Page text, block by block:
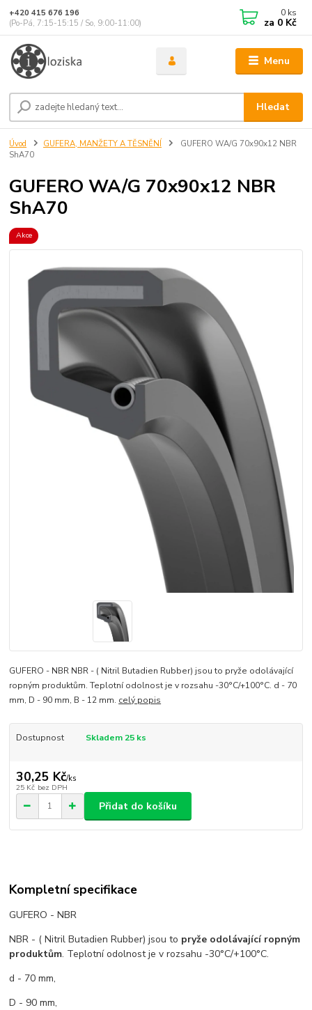
Menu
Hledat
+420 415 676 196
(Po-Pá, 7:15-15:15 / So, 9:00-11:00)
0 ks
za 0 Kč
Úvod GUFERA, MANŽETY A TĚSNĚNÍ
GUFERO WA/G 70x90x12 NBR
ShA70
GUFERO WA/G 70x90x12 NBR
ShA70
Akce
GUFERO - NBR NBR - ( Nitril Butadien Rubber) jsou to pryže odolávající
ropným produktům. Teplotní odolnost je v rozsahu -30°C/+100°C. d - 70
mm, D - 90 mm, B - 12 mm. celý popis
Dostupnost Skladem 25 ks
30,25 Kč/ks
25 Kč bez DPH
Přidat do košíku
Kompletní specifikace
GUFERO - NBR
NBR - ( Nitril Butadien Rubber) jsou to pryže odolávající ropným
produktům. Teplotní odolnost je v rozsahu -30°C/+100°C.
d - 70 mm,
D - 90 mm,